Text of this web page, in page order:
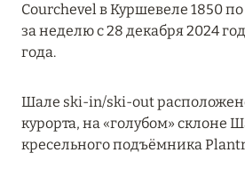
ПОЛНАЯ ПЕРЕЗАГРУЗКА:
ПРЯМОЙ ПЕРЕЛЁТ
Подробнее
20 марта 2026
MARCH GRAND ESCAPE:
Courchevel в Куршевеле 1850
за неделю с 28 декабря 2024
года.
Шале ski-in/ski-out
курорта, на «голубом» склоне
кресельного подъёмника